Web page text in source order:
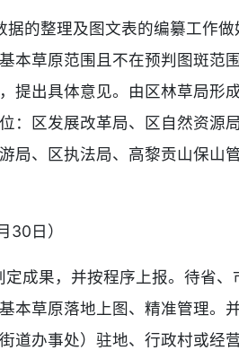
的整理及图文表的编纂工作
本草原范围且不在预判图斑范
提出具体意见。由区林草局形
区发展改革局、区自然资源
局、区执法局、高黎贡山保山
30日）
成果，并按程序上报。待省
本草原落地上图、精准管理。
道办事处）驻地、行政村或经